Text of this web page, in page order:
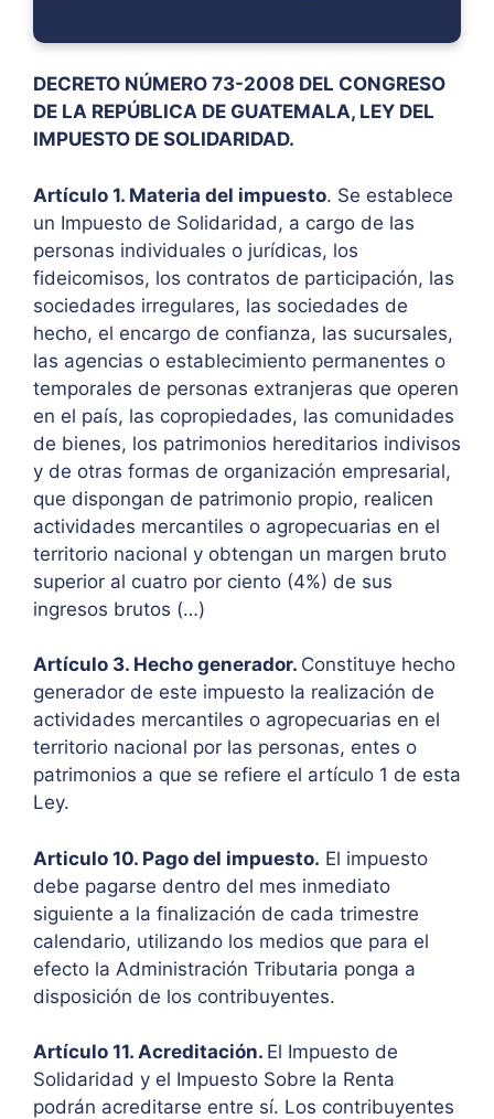
DECRETO NÚMERO 73-2008 DEL CONGRESO
DE LA REPÚBLICA DE GUATEMALA, LEY DEL
IMPUESTO DE SOLIDARIDAD.
Artículo 1. Materia del impuesto. Se establece
un Impuesto de Solidaridad, a cargo de las
personas individuales o jurídicas, los
fideicomisos, los contratos de participación, las
sociedades irregulares, las sociedades de
hecho, el encargo de confianza, las sucursales,
las agencias o establecimiento permanentes o
temporales de personas extranjeras que operen
en el país, las copropiedades, las comunidades
de bienes, los patrimonios hereditarios indivisos
y de otras formas de organización empresarial,
que dispongan de patrimonio propio, realicen
actividades mercantiles o agropecuarias en el
territorio nacional y obtengan un margen bruto
superior al cuatro por ciento (4%) de sus
ingresos brutos (…)
Artículo 3. Hecho generador. Constituye hecho
generador de este impuesto la realización de
actividades mercantiles o agropecuarias en el
territorio nacional por las personas, entes o
patrimonios a que se refiere el artículo 1 de esta
Ley.
Articulo 10. Pago del impuesto. El impuesto
debe pagarse dentro del mes inmediato
siguiente a la finalización de cada trimestre
calendario, utilizando los medios que para el
efecto la Administración Tributaria ponga a
disposición de los contribuyentes.
Artículo 11. Acreditación. El Impuesto de
Solidaridad y el Impuesto Sobre la Renta
podrán acreditarse entre sí. Los contribuyentes